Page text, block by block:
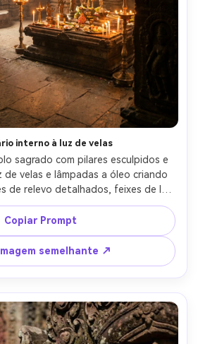
interno à luz de velas
sagrado com pilares esculpidos e
velas e lâmpadas a óleo criando
de relevo detalhados, feixes de luz
fotorealista de madeira e pedra,
III, 24mm, f/2.8, clareza de luz baixa,
claroscuro-AR 4:5
Copiar Prompt
semelhante ↗